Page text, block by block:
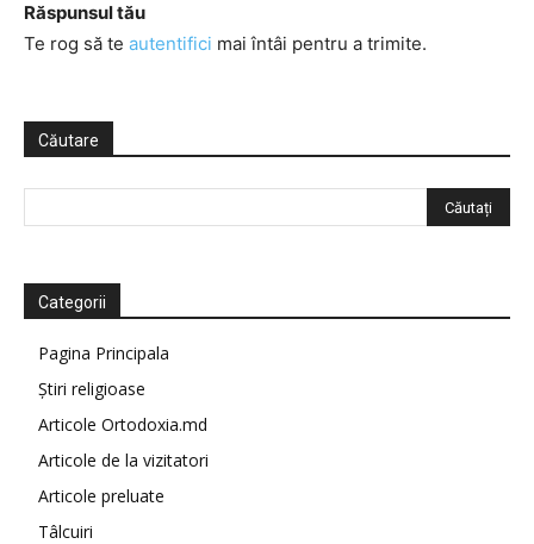
Răspunsul tău
Te rog să te autentifici mai întâi pentru a trimite.
Căutare
Categorii
Pagina Principala
Știri religioase
Articole Ortodoxia.md
Articole de la vizitatori
Articole preluate
Tâlcuiri